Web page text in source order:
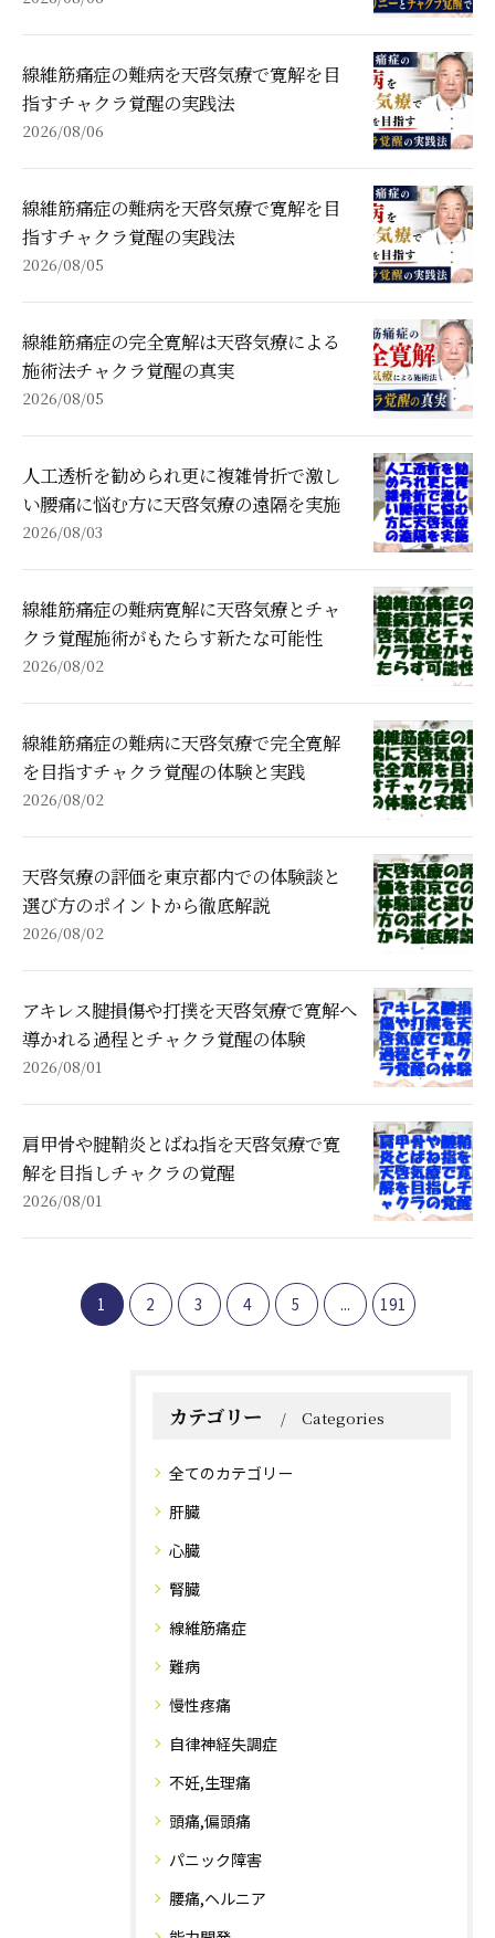
線維筋痛症の難病を天啓気療で寛解を目
指すチャクラ覚醒の実践法
2026/08/06
線維筋痛症の難病を天啓気療で寛解を目
指すチャクラ覚醒の実践法
2026/08/05
線維筋痛症の完全寛解は天啓気療による
施術法チャクラ覚醒の真実
2026/08/05
人工透析を勧められ更に複雑骨折で激し
い腰痛に悩む方に天啓気療の遠隔を実施
2026/08/03
線維筋痛症の難病寛解に天啓気療とチャ
クラ覚醒施術がもたらす新たな可能性
2026/08/02
線維筋痛症の難病に天啓気療で完全寛解
を目指すチャクラ覚醒の体験と実践
2026/08/02
天啓気療の評価を東京都内での体験談と
選び方のポイントから徹底解説
2026/08/02
アキレス腱損傷や打撲を天啓気療で寛解へ
導かれる過程とチャクラ覚醒の体験
2026/08/01
肩甲骨や腱鞘炎とばね指を天啓気療で寛
解を目指しチャクラの覚醒
2026/08/01
1 2 3 4 5 ... 191
カテゴリー Categories
全てのカテゴリー
肝臓
心臓
腎臓
線維筋痛症
難病
慢性疼痛
自律神経失調症
不妊,生理痛
頭痛,偏頭痛
パニック障害
腰痛,ヘルニア